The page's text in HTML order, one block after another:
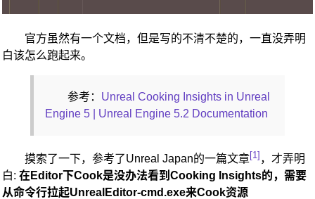
官方虽然有一个文档，但是写的不清不楚的，一直没弄明
白该怎么跑起来。
参考： Unreal Cooking Insights in Unreal
Engine 5 | Unreal Engine 5.2 Documentation
摸索了一下，参考了Unreal Japan的一篇文章 1 ，才弄明
白:在Editor下Cook是没办法看到Cooking Insights的，需要
从命令行拉起UnrealEditor-cmd.exe来Cook资源